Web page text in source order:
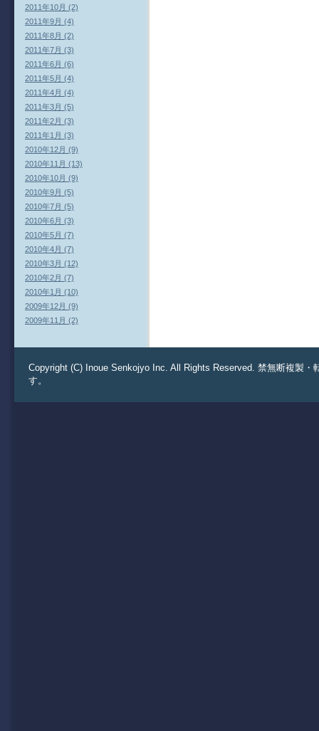
2011年10月 (2)
2011年9月 (4)
2011年8月 (2)
2011年7月 (3)
2011年6月 (6)
2011年5月 (4)
2011年4月 (4)
2011年3月 (5)
2011年2月 (3)
2011年1月 (3)
2010年12月 (9)
2010年11月 (13)
2010年10月 (9)
2010年9月 (5)
2010年7月 (5)
2010年6月 (3)
2010年5月 (7)
2010年4月 (7)
2010年3月 (12)
2010年2月 (7)
2010年1月 (10)
2009年12月 (9)
2009年11月 (2)
Copyright (C) Inoue Senkojyo Inc. All Rights Reserved. 禁無断複製
す。